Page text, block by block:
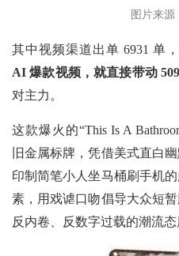
图片来源
其中视频渠道出单 6931 单
AI 爆款视频，就直接带动
对主力。
这款爆火的“This Is A
旧金属标牌，凭借美式直白
印制简笔小人坐马桶刷手机
素，用戏谑口吻倡导大众短
反内卷、反数字过载的潮流态